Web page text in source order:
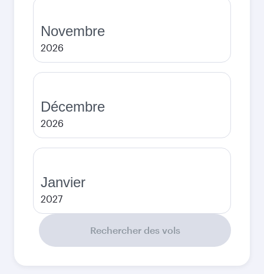
Novembre
2026
Décembre
2026
Janvier
2027
Rechercher des vols